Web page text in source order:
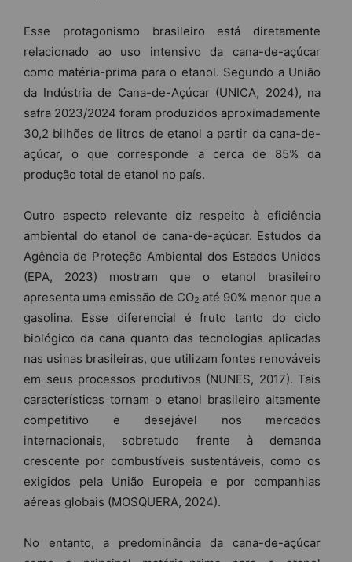
Esse protagonismo brasileiro está diretamente
relacionado ao uso intensivo da cana-de-açúcar
como matéria-prima para o etanol. Segundo a União
da Indústria de Cana-de-Açúcar (UNICA, 2024), na
safra 2023/2024 foram produzidos aproximadamente
30,2 bilhões de litros de etanol a partir da cana-de-
açúcar, o que corresponde a cerca de 85% da
produção total de etanol no país.
Outro aspecto relevante diz respeito à eficiência
ambiental do etanol de cana-de-açúcar. Estudos da
Agência de Proteção Ambiental dos Estados Unidos
(EPA, 2023) mostram que o etanol brasileiro
apresenta uma emissão de CO2 até 90% menor que a
gasolina. Esse diferencial é fruto tanto do ciclo
biológico da cana quanto das tecnologias aplicadas
nas usinas brasileiras, que utilizam fontes renováveis
em seus processos produtivos (NUNES, 2017). Tais
características tornam o etanol brasileiro altamente
competitivo e desejável nos mercados
internacionais, sobretudo frente à demanda
crescente por combustíveis sustentáveis, como os
exigidos pela União Europeia e por companhias
aéreas globais (MOSQUERA, 2024).
No entanto, a predominância da cana-de-açúcar